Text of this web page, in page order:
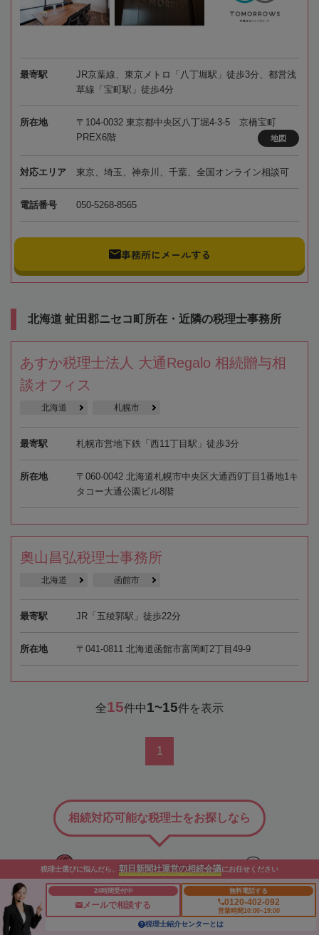
最寄駅
JR京葉線、東京メトロ「八丁堀駅」徒歩3分、都営浅
草線「宝町駅」徒歩4分
所在地
〒104-0032 東京都中央区八丁堀4-3-5 京橋宝町
PREX6階
地図
対応エリア 東京、埼玉、神奈川、千葉、全国オンライン相談可
電話番号 050-5268-8565
事務所にメールする
北海道 虻田郡ニセコ町所在・近隣の税理士事務所
あすか税理士法人 大通Regalo 相続贈与相
談オフィス
北海道 札幌市
最寄駅 札幌市営地下鉄「西11丁目駅」徒歩3分
所在地
〒060-0042 北海道札幌市中央区大通西9丁目1番地1キ
タコー大通公園ビル8階
奧山昌弘税理士事務所
北海道 函館市
最寄駅 JR「五稜郭駅」徒歩22分
所在地 〒041-0811 北海道函館市富岡町2丁目49-9
全15件中1~15件を表示
1
「相続会議」の
税理士検索サービス
相続対応可能な税理士をお探しなら
対応エリアから探す
税理士選びに悩んだら、 朝日新聞社運営の相続会議にお任せください
24時間受付中
メールで相談する
無料電話する
0120-402-092
営業時間10:00~19:00
税理士紹介センターとは